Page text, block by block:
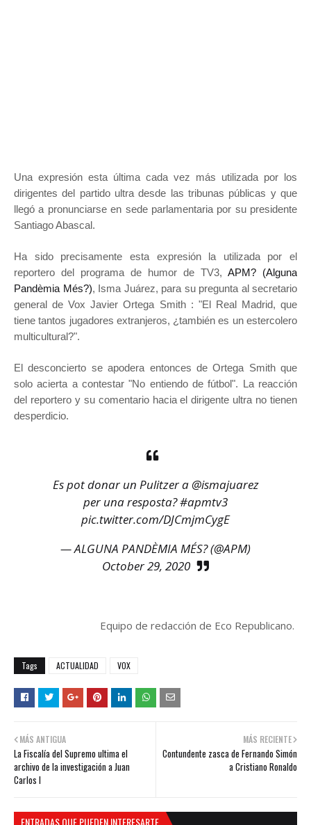
Una expresión esta última cada vez más utilizada por los
dirigentes del partido ultra desde las tribunas públicas y que
llegó a pronunciarse en sede parlamentaria por su presidente
Santiago Abascal.
Ha sido precisamente esta expresión la utilizada por el
reportero del programa de humor de TV3, APM? (Alguna
Pandèmia Més?), Isma Juárez, para su pregunta al secretario
general de Vox Javier Ortega Smith : "El Real Madrid, que
tiene tantos jugadores extranjeros, ¿también es un estercolero
multicultural?".
El desconcierto se apodera entonces de Ortega Smith que
solo acierta a contestar "No entiendo de fútbol". La reacción
del reportero y su comentario hacia el dirigente ultra no tienen
desperdicio.
Es pot donar un Pulitzer a @ismajuarez
per una resposta?#apmtv3
pic.twitter.com/DJCmjmCygE
— ALGUNA PANDÈMIA MÉS? (@APM)
October 29, 2020
Equipo de redacción de Eco Republicano.
Tags ACTUALIDAD VOX
MÁS RECIENTE
Contundente zasca de Fernando Simón
a Cristiano Ronaldo
MÁS ANTIGUA
La Fiscalía del Supremo ultima el
archivo de la investigación a Juan
Carlos I
ENTRADAS QUE PUEDEN INTERESARTE